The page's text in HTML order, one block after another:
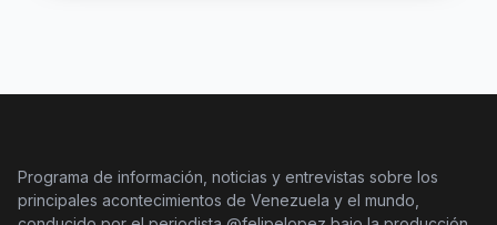
Programa de información, noticias y entrevistas sobre los
principales acontecimientos de Venezuela y el mundo,